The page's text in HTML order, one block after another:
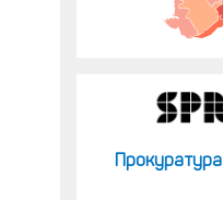
Прокуратура